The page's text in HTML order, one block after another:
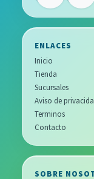
ENLACES
Inicio
Tienda
Sucursales
Aviso de
Terminos
Contacto
SOBRE